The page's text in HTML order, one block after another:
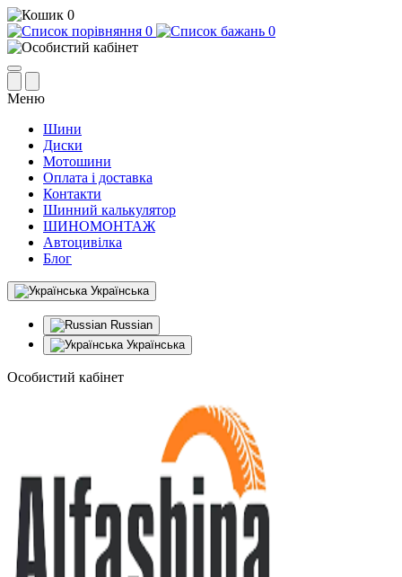
0
0
0
Меню
Шини
Диски
Мотошини
Оплата і доставка
Контакти
Шинний калькулятор
ШИНОМОНТАЖ
Автоцивілка
Блог
Українська
Russian
Українська
Особистий кабінет